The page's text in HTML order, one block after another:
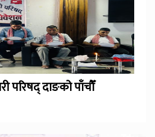
परिषद् दाङको पाँचौँ